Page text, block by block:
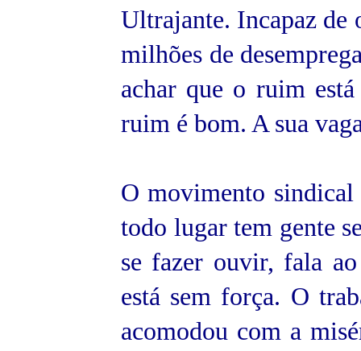
Ultrajante. Incapaz de
milhões de
achar que o ruim
ruim é bom. A sua
O movimento
todo lugar tem gente
se fazer ouvir, fala
está sem força. O
acomodou com a